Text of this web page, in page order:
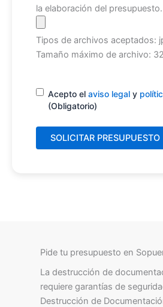
la elaboración del presupuesto.
Tipos de archivos aceptados:
Tamaño máximo de archivo:
Consentimiento(Obligatorio)
Acepto el aviso legal y
(Obligatorio)
Pide tu presupuesto en
La destrucción de
requiere garantías de
Destrucción de